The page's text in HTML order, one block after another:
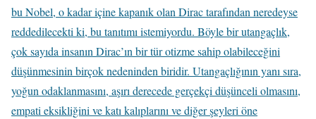
bu Nobel, o kadar içine kapanık olan Dirac tarafından neredeyse
reddedilecekti ki, bu tanıtımı istemiyordu. Böyle bir utangaçlık,
çok sayıda insanın Dirac’ın bir tür otizme sahip olabileceğini
düşünmesinin birçok nedeninden biridir. Utangaçlığının yanı sıra,
yoğun odaklanmasını, aşırı derecede gerçekçi düşünceli olmasını,
empati eksikliğini ve katı kalıplarını ve diğer şeyleri öne